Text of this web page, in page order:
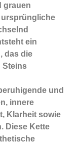
grauen
ursprüngliche
ein
das die
Steins
und
innere
Klarheit sowie
Diese Kette